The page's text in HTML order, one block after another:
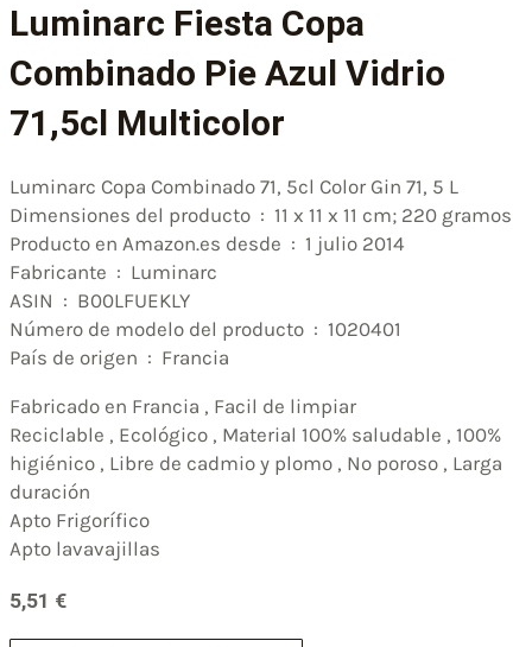
Luminarc Fiesta Copa
Combinado Pie Azul Vidrio
71,5cl Multicolor
Luminarc Copa Combinado 71, 5cl Color Gin 71, 5 L
Dimensiones del producto ‏ : ‎ 11 x 11 x 11 cm; 220 gramos
Producto en Amazon.es desde ‏ : ‎ 1 julio 2014
Fabricante ‏ : ‎ Luminarc
ASIN ‏ : ‎ B00LFUEKLY
Número de modelo del producto ‏ : ‎ 1020401
País de origen ‏ : ‎ Francia
Fabricado en Francia , Facil de limpiar
Reciclable , Ecológico , Material 100% saludable , 100%
higiénico , Libre de cadmio y plomo , No poroso , Larga
duración
Apto Frigorífico
Apto lavavajillas
5,51 €